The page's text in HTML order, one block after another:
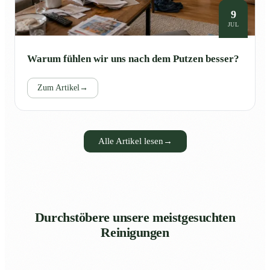
9
JUL
Warum fühlen wir uns nach dem Putzen besser?
Zum Artikel →
Alle Artikel lesen →
Durchstöbere unsere meistgesuchten
Reinigungen